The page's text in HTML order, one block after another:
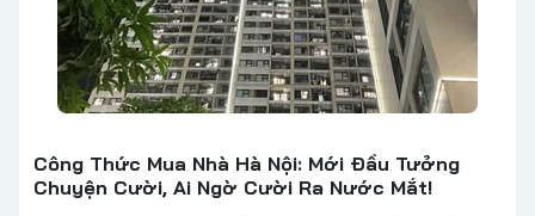
Công Thức Mua Nhà Hà Nội: Mới Đầu Tưởng
Chuyện Cười, Ai Ngờ Cười Ra Nước Mắt!